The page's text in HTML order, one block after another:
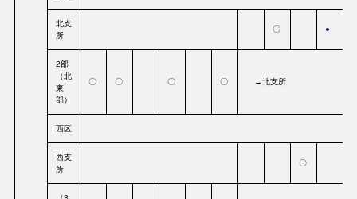
北支
所
〇 ●
2部
（北
東
部）
〇 〇 〇 〇 →北支所
西区
西支
所
〇